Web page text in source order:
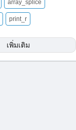
array_splice
print_r
เพิ่มเติม